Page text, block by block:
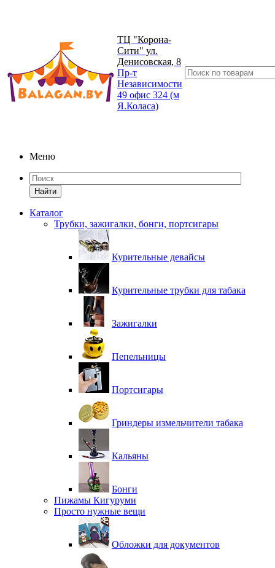
ТЦ "Корона-
Сити" ул.
Денисовская, 8
Пр-т
Независимости
49 офис 324 (м
Я.Коласа)
Меню
Найти
Каталог
Трубки, зажигалки, бонги, портсигары
Курительные девайсы
Курительные трубки для табака
Зажигалки
Пепельницы
Портсигары
Гриндеры измельчители табака
Кальяны
Бонги
Пижамы Кигуруми
Просто нужные вещи
Обложки для документов